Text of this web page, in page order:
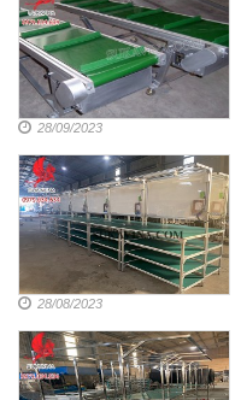
28/09/2023
28/08/2023